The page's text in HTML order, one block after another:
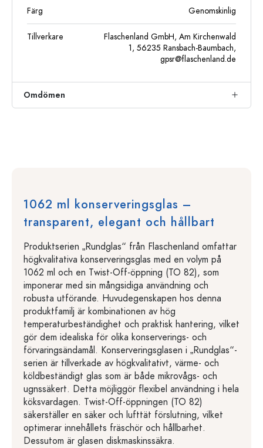
Färg Genomskinlig
Tillverkare
Flaschenland GmbH, Am Kirchenwald
1, 56235 Ransbach-Baumbach,
gpsr@flaschenland.de
Omdömen
1062 ml konserveringsglas –
transparent, elegant och hållbart
Produktserien „Rundglas“ från Flaschenland omfattar
högkvalitativa konserveringsglas med en volym på
1062 ml och en Twist-Off-öppning (TO 82), som
imponerar med sin mångsidiga användning och
robusta utförande. Huvudegenskapen hos denna
produktfamilj är kombinationen av hög
temperaturbeständighet och praktisk hantering, vilket
gör dem idealiska för olika konserverings- och
förvaringsändamål. Konserveringsglasen i „Rundglas“-
serien är tillverkade av högkvalitativt, värme- och
köldbeständigt glas som är både mikrovågs- och
ugnssäkert. Detta möjliggör flexibel användning i hela
köksvardagen. Twist-Off-öppningen (TO 82)
säkerställer en säker och lufttät förslutning, vilket
optimerar innehållets fräschör och hållbarhet.
Dessutom är glasen diskmaskinssäkra.